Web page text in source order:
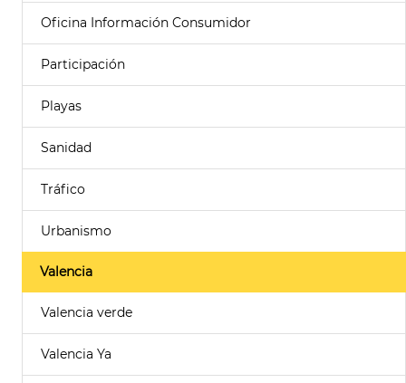
Oficina Información Consumidor
Participación
Playas
Sanidad
Tráfico
Urbanismo
Valencia
Valencia verde
Valencia Ya